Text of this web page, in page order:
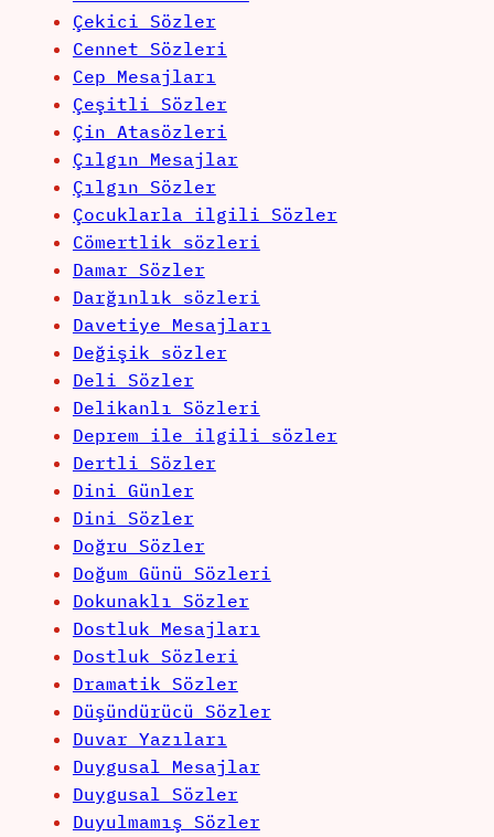
Çekici Sözler
Cennet Sözleri
Cep Mesajları
Çeşitli Sözler
Çin Atasözleri
Çılgın Mesajlar
Çılgın Sözler
Çocuklarla ilgili Sözler
Cömertlik sözleri
Damar Sözler
Darğınlık sözleri
Davetiye Mesajları
Değişik sözler
Deli Sözler
Delikanlı Sözleri
Deprem ile ilgili sözler
Dertli Sözler
Dini Günler
Dini Sözler
Doğru Sözler
Doğum Günü Sözleri
Dokunaklı Sözler
Dostluk Mesajları
Dostluk Sözleri
Dramatik Sözler
Düşündürücü Sözler
Duvar Yazıları
Duygusal Mesajlar
Duygusal Sözler
Duyulmamış Sözler